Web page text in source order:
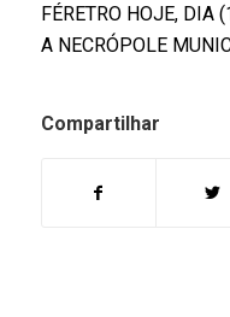
FÉRETRO HOJE, DIA
A NECRÓPOLE
Compartilhar